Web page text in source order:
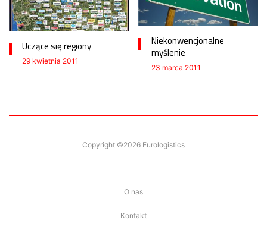
Uczące się regiony
29 kwietnia 2011
Niekonwencjonalne
myślenie
23 marca 2011
Copyright ©2026 Eurologistics
O nas
Kontakt